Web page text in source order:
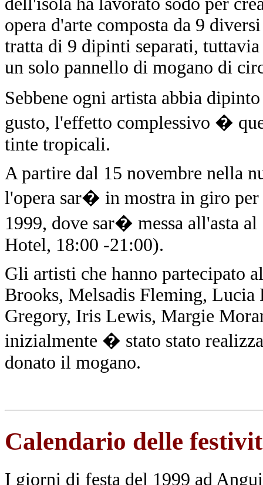
opera d'arte composta da 9
tratta di 9 dipinti separati,
un solo pannello di mogano di
Sebbene ogni artista abbia
gusto, l'effetto complessivo �
tinte tropicali.
A partire dal 15 novembre nella
l'opera sar� in mostra in giro
1999, dove sar� messa all'asta
Hotel, 18:00 -21:00).
Gli artisti che hanno partecipato
Brooks, Melsadis Fleming, Lucia
Gregory, Iris Lewis, Margie
inizialmente � stato stato
donato il mogano.
Calendario delle
I giorni di festa del 1999 ad